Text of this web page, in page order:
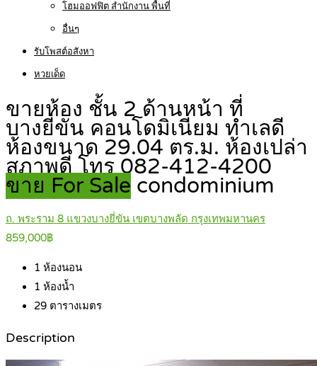
โฮมออฟฟิต สำนักงาน พื้นที่
อื่นๆ
รับโพสต์อสังหา
หวยเด็ด
ขายห้อง ชั้น 2 ด้านหน้า ที่
บางยี่ขัน คอนโดมิเนียม ทำเลดี
ห้องขนาด 29.04 ตร.ม. ห้องเปล่า
สภาพดี โทร 082-412-4200
ขาย For Sale condominium
ถ. พระราม 8 แขวงบางยี่ขัน เขตบางพลัด กรุงเทพมหานคร
859,000฿
1 ห้องนอน
1 ห้องน้ำ
29 ตารางเมตร
Description